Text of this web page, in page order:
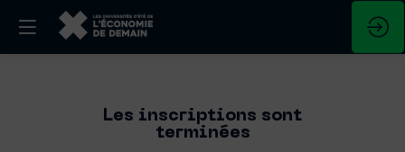
Les inscriptions sont
terminées